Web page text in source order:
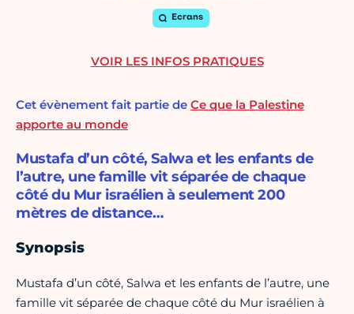
Ecrans
Cet évènement fait partie de Ce que la Palestine
apporte au monde
Mustafa d’un côté, Salwa et les enfants de
l’autre, une famille vit séparée de chaque
côté du Mur israélien à seulement 200
mètres de distance…
Synopsis
Mustafa d’un côté, Salwa et les enfants de l’autre, une
famille vit séparée de chaque côté du Mur israélien à
VOIR LES INFOS PRATIQUES